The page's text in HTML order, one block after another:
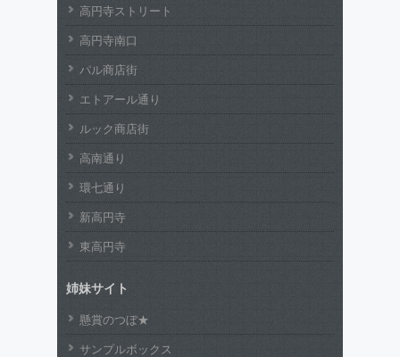
高円寺ストリート
高円寺南口
パル商店街
エトアール通り
ルック商店街
高南通り
環七通り
新高円寺
東高円寺
姉妹サイト
懸賞のつぼ★
サンプルボックス